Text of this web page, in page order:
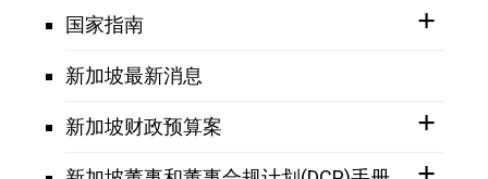
国家指南
新加坡最新消息
新加坡财政预算案